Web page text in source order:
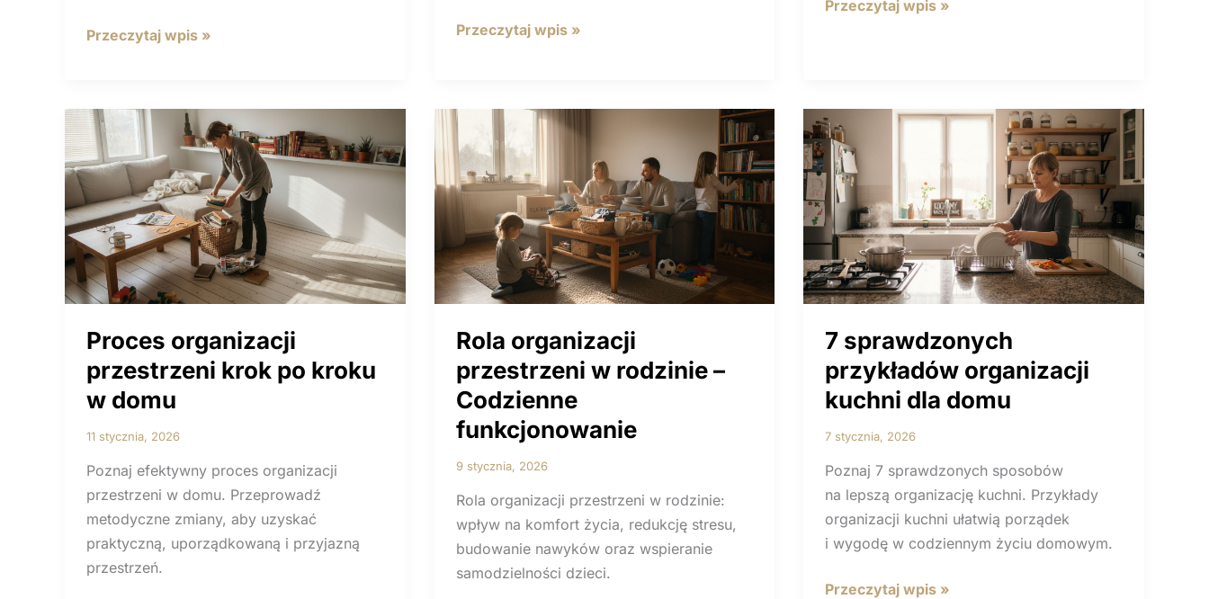
Organizacja
mieszkaniu:
Funkcjonalność
i komfort
na co dzień
Przeczytaj wpis »
Porządkowanie
skuteczny
plan
działania
Przeczytaj wpis »
7
domów
i rodzin
Przeczytaj wpis »
Proces organizacji
przestrzeni krok po kroku
w domu
11 stycznia, 2026
Poznaj efektywny proces organizacji
przestrzeni w domu. Przeprowadź
metodyczne zmiany, aby uzyskać
praktyczną, uporządkowaną i przyjazną
przestrzeń.
Rola organizacji
przestrzeni w rodzinie –
Codzienne
funkcjonowanie
9 stycznia, 2026
Rola organizacji przestrzeni w rodzinie:
wpływ na komfort życia, redukcję stresu,
budowanie nawyków oraz wspieranie
samodzielności dzieci.
7 sprawdzonych
przykładów organizacji
kuchni dla domu
7 stycznia, 2026
Poznaj 7 sprawdzonych sposobów
na lepszą organizację kuchni. Przykłady
organizacji kuchni ułatwią porządek
i wygodę w codziennym życiu domowym.
7
Przeczytaj wpis »